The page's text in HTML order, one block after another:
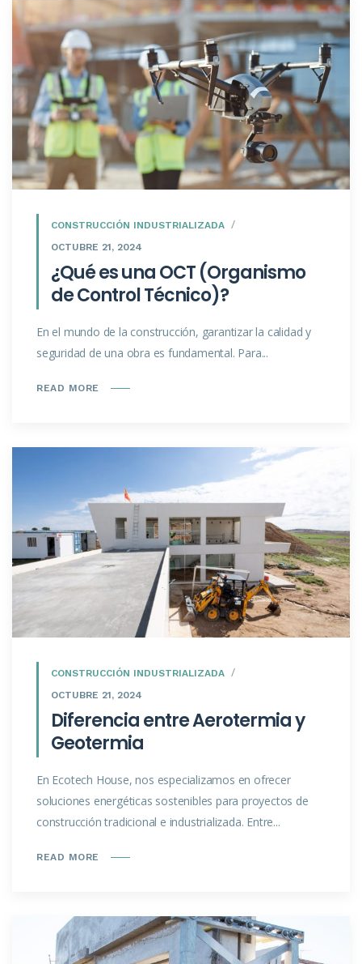
CONSTRUCCIÓN INDUSTRIALIZADA
OCTUBRE 21, 2024
¿Qué es una OCT (Organismo
de Control Técnico)?
En el mundo de la construcción, garantizar la calidad y
seguridad de una obra es fundamental. Para...
READ MORE
CONSTRUCCIÓN INDUSTRIALIZADA
OCTUBRE 21, 2024
Diferencia entre Aerotermia y
Geotermia
En Ecotech House, nos especializamos en ofrecer
soluciones energéticas sostenibles para proyectos de
construcción tradicional e industrializada. Entre...
READ MORE